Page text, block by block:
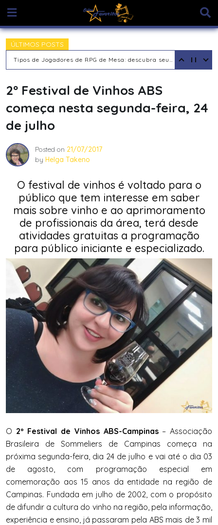
content
ÚLTIMOS POSTS
Tipos de Jogadores de RPG de Mesa: descubra seu arquétipo
2º Festival de Vinhos ABS
começa nesta segunda-feira, 24
de julho
Posted on 21/07/2017
by Helga Takeno
O festival de vinhos é voltado para o
público que tem interesse em saber
mais sobre vinho e ao aprimoramento
de profissionais da área, terá desde
atividades gratuitas a programação
para público iniciante e especializado.
O 2º Festival de Vinhos ABS-Campinas – Associação
Brasileira de Sommeliers de Campinas começa na
próxima segunda-feira, dia 24 de julho e vai até o dia 03
de agosto, com programação especial em
comemoração aos 15 anos da entidade na região de
Campinas. Fundada em julho de 2002, com o propósito
de difundir a cultura do vinho na região, pela informação,
experiência e ensino, já passaram pela ABS mais de 3 mil